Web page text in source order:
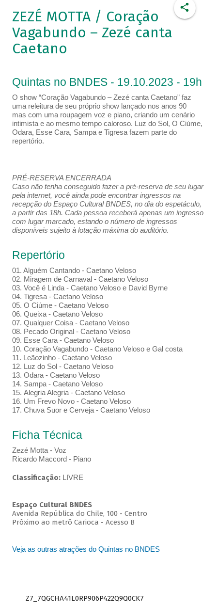
ZEZÉ MOTTA / Coração
Vagabundo – Zezé canta
Caetano
Quintas no BNDES - 19.10.2023 - 19h
O show “Coração Vagabundo – Zezé canta Caetano” faz
uma releitura de seu próprio show lançado nos anos 90
mas com uma roupagem voz e piano, criando um cenário
intimista e ao mesmo tempo caloroso. Luz do Sol, O Ciúme,
Odara, Esse Cara, Sampa e Tigresa fazem parte do
repertório.
PRÉ-RESERVA ENCERRADA
Caso não tenha conseguido fazer a pré-reserva de seu lugar
pela internet, você ainda pode encontrar ingressos na
recepção do Espaço Cultural BNDES, no dia do espetáculo,
a partir das 18h. Cada pessoa receberá apenas um ingresso
com lugar marcado, estando o número de ingressos
disponíveis sujeito à lotação máxima do auditório.
Repertório
01. Alguém Cantando - Caetano Veloso
02. Miragem de Carnaval - Caetano Veloso
03. Você é Linda - Caetano Veloso e David Byrne
04. Tigresa - Caetano Veloso
05. O Ciúme - Caetano Veloso
06. Queixa - Caetano Veloso
07. Qualquer Coisa - Caetano Veloso
08. Pecado Original - Caetano Veloso
09. Esse Cara - Caetano Veloso
10. Coração Vagabundo - Caetano Veloso e Gal costa
11. Leãozinho - Caetano Veloso
12. Luz do Sol - Caetano Veloso
13. Odara - Caetano Veloso
14. Sampa - Caetano Veloso
15. Alegria Alegria - Caetano Veloso
16. Um Frevo Novo - Caetano Veloso
17. Chuva Suor e Cerveja - Caetano Veloso
Ficha Técnica
Zezé Motta - Voz
Ricardo Maccord - Piano
Classificação: LIVRE
Espaço Cultural BNDES
Avenida República do Chile, 100 - Centro
Próximo ao metrô Carioca - Acesso B
Veja as outras atrações do Quintas no BNDES
Z7_7QGCHA41L0RP906P422Q9Q0CK7